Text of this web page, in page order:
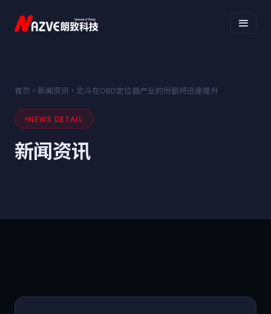
首页 新闻资讯 北斗在OBD定位器产业的份额将迅速提升
NEWS DETAIL
新闻资讯